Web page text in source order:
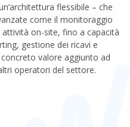
flessibile – che
come il monitoraggio
on-site, fino a capacità
gestione dei ricavi e
valore aggiunto ad
operatori del settore.